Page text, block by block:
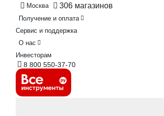
Москва 306 магазинов
Получение и оплата
Сервис и поддержка
О нас
Инвесторам
8 800 550-37-70